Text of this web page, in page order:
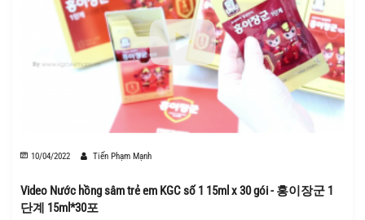
10/04/2022 Tiến Phạm Mạnh
Video Nước hồng sâm trẻ em KGC số 1 15ml x 30 gói - 홍이장군 1
단계 15ml*30포